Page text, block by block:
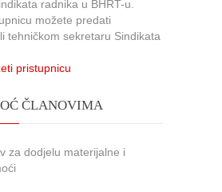
radnika u BHRT-u.
možete predati
tehničkom sekretaru Sindikata
pristupnicu
ČLANOVIMA
za dodjelu materijalne i